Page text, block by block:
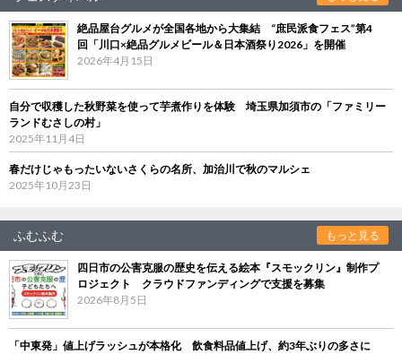
絶品屋台グルメが全国各地から大集結 “庶民派食フェス”第4
回「川口×絶品グルメビール＆日本酒祭り2026」を開催
2026年4月15日
自分で収穫した秋野菜を使って芋煮作りを体験 埼玉県加須市の「ファミリー
ランドむさしの村」
2025年11月4日
春だけじゃもったいないさくらの名所、加治川で秋のマルシェ
2025年10月23日
ふむふむ もっと見る
四日市の公害克服の歴史を伝える絵本『スモックリン』制作プ
ロジェクト クラウドファンディングで支援を募集
2026年8月5日
「中東発」値上げラッシュが本格化 飲食料品値上げ、約3年ぶりの多さに